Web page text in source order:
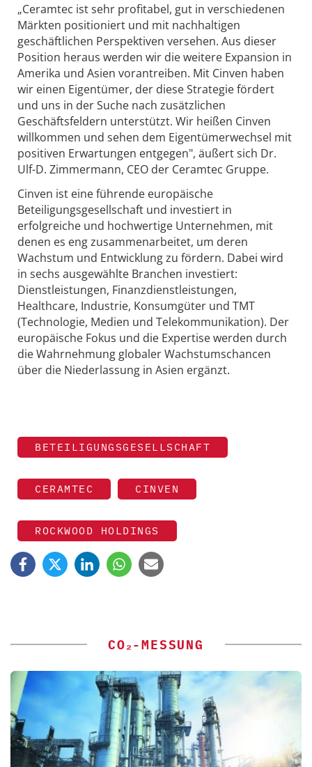
„Ceramtec ist sehr profitabel, gut in verschiedenen
Märkten positioniert und mit nachhaltigen
geschäftlichen Perspektiven versehen. Aus dieser
Position heraus werden wir die weitere Expansion in
Amerika und Asien vorantreiben. Mit Cinven haben
wir einen Eigentümer, der diese Strategie fördert
und uns in der Suche nach zusätzlichen
Geschäftsfeldern unterstützt. Wir heißen Cinven
willkommen und sehen dem Eigentümerwechsel mit
positiven Erwartungen entgegen", äußert sich Dr.
Ulf-D. Zimmermann, CEO der Ceramtec Gruppe.
Cinven ist eine führende europäische
Beteiligungsgesellschaft und investiert in
erfolgreiche und hochwertige Unternehmen, mit
denen es eng zusammenarbeitet, um deren
Wachstum und Entwicklung zu fördern. Dabei wird
in sechs ausgewählte Branchen investiert:
Dienstleistungen, Finanzdienstleistungen,
Healthcare, Industrie, Konsumgüter und TMT
(Technologie, Medien und Telekommunikation). Der
europäische Fokus und die Expertise werden durch
die Wahrnehmung globaler Wachstumschancen
über die Niederlassung in Asien ergänzt.
BETEILIGUNGSGESELLSCHAFT
CERAMTEC CINVEN
ROCKWOOD HOLDINGS
CO₂-MESSUNG